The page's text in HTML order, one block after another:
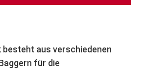
besteht aus verschiedenen
für die